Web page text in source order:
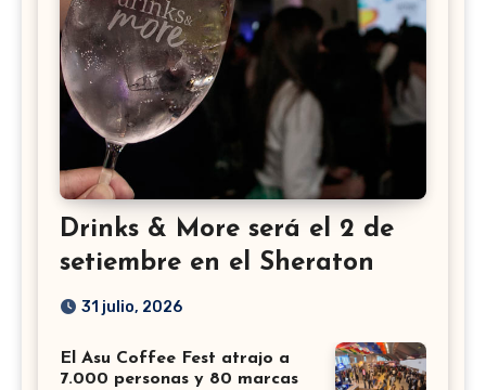
Drinks & More será el 2 de
setiembre en el Sheraton
31 julio, 2026
El Asu Coffee Fest atrajo a
7.000 personas y 80 marcas